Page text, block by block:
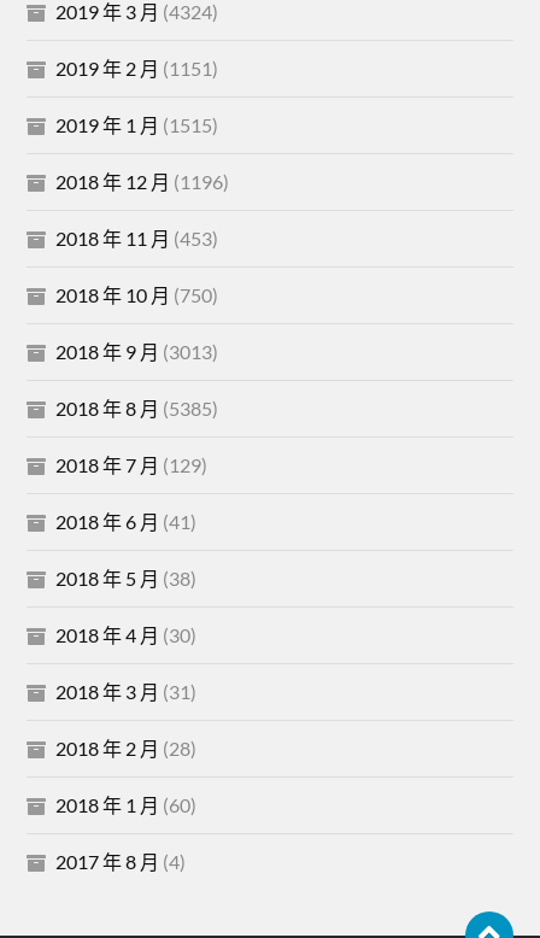
2019 年 3 月 (4324)
2019 年 2 月 (1151)
2019 年 1 月 (1515)
2018 年 12 月 (1196)
2018 年 11 月 (453)
2018 年 10 月 (750)
2018 年 9 月 (3013)
2018 年 8 月 (5385)
2018 年 7 月 (129)
2018 年 6 月 (41)
2018 年 5 月 (38)
2018 年 4 月 (30)
2018 年 3 月 (31)
2018 年 2 月 (28)
2018 年 1 月 (60)
2017 年 8 月 (4)